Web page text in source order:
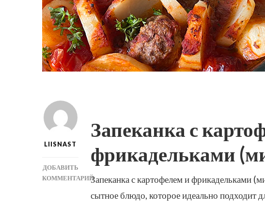
LIISNAST
ДОБАВИТЬ
КОММЕНТАРИЙ
Запеканка с
фрикадельками
Запеканка с картофелем и фрикадельками
сытное блюдо, которое идеально подходит